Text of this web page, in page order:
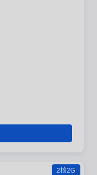
2核2G